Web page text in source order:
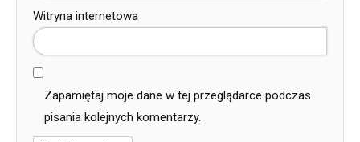
Witryna internetowa
Zapamiętaj moje dane w tej przeglądarce podczas
pisania kolejnych komentarzy.